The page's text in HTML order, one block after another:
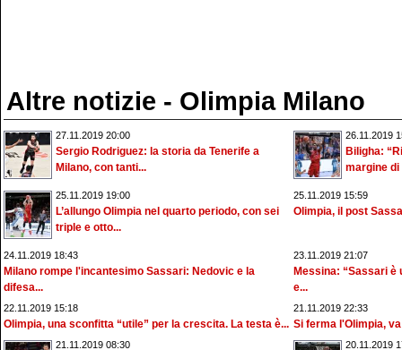
Altre notizie - Olimpia Milano
27.11.2019 20:00
Sergio Rodriguez: la storia da Tenerife a
Milano, con tanti...
26.11.2019
Biligha:
margine
25.11.2019 19:00
L’allungo Olimpia nel quarto periodo, con sei
triple e otto...
25.11.2019 15:59
Olimpia, il post
24.11.2019 18:43
Milano rompe l'incantesimo Sassari: Nedovic e la
difesa...
23.11.2019 21:07
Messina: “Sassari
e...
22.11.2019 15:18
Olimpia, una sconfitta “utile” per la crescita. La testa è...
21.11.2019 22:33
Si ferma l'Olimpia,
21.11.2019 08:30 20.11.2019